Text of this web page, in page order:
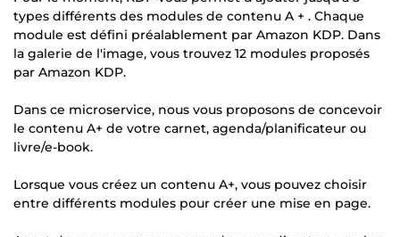
types différents des modules de contenu A + . Chaque
module est défini préalablement par Amazon KDP. Dans
la galerie de l'image, vous trouvez 12 modules proposés
par Amazon KDP.
Dans ce microservice, nous vous proposons de concevoir
le contenu A+ de votre carnet, agenda/planificateur ou
livre/e-book.
Lorsque vous créez un contenu A+, vous pouvez choisir
entre différents modules pour créer une mise en page.